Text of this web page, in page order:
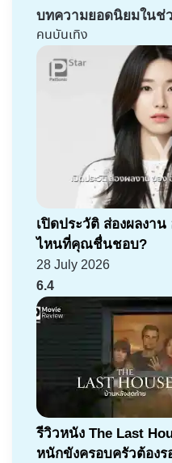
บทความยอดนิยมในช่
คนบันเทิง
เปิดประวัติ ส่องผลงาน
ไหนที่คุณชื่นชอบ?
28 July 2026
6.4
รีวิวหนัง The Last
หนักขังครอบครัวต้องร